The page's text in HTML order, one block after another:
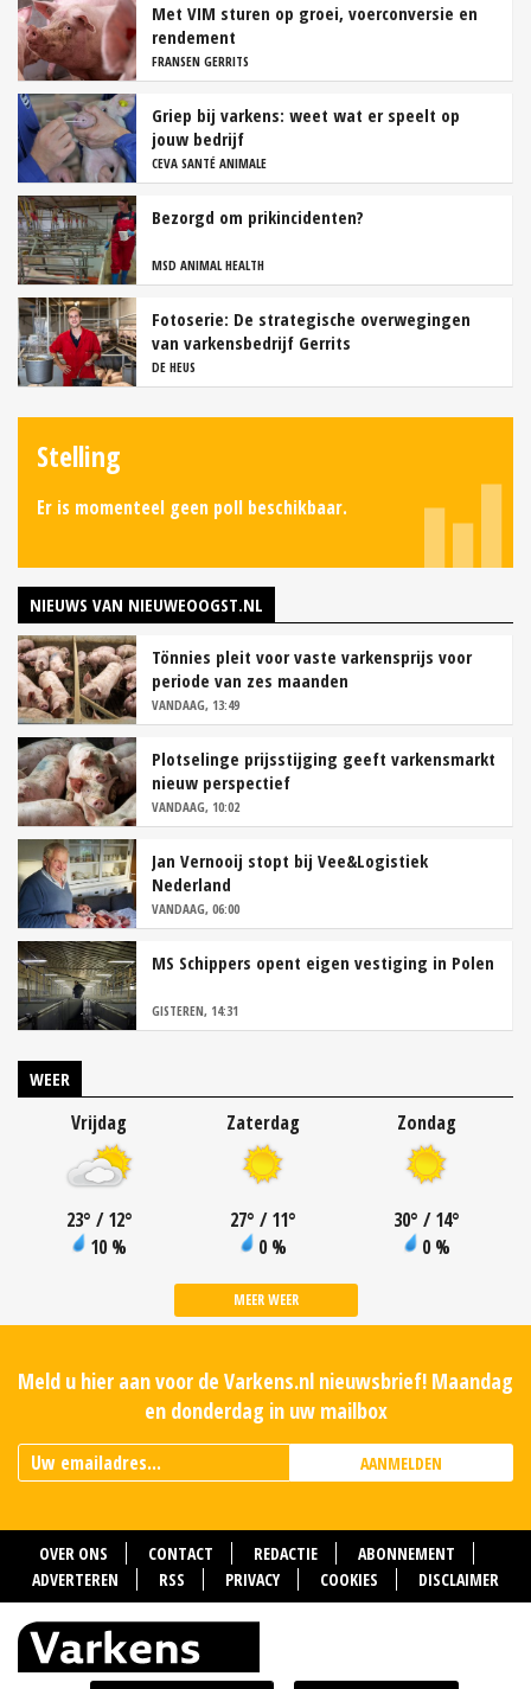
Met VIM sturen op groei, voerconversie en
rendement
FRANSEN GERRITS
Griep bij varkens: weet wat er speelt op
jouw bedrijf
CEVA SANTÉ ANIMALE
Bezorgd om prikincidenten?
MSD ANIMAL HEALTH
Fotoserie: De strategische overwegingen
van varkensbedrijf Gerrits
DE HEUS
Stelling
Er is momenteel geen poll beschikbaar.
NIEUWS VAN NIEUWEOOGST.NL
Tönnies pleit voor vaste varkensprijs voor
periode van zes maanden
VANDAAG, 13:49
Plotselinge prijsstijging geeft varkensmarkt
nieuw perspectief
VANDAAG, 10:02
Jan Vernooij stopt bij Vee&Logistiek
Nederland
VANDAAG, 06:00
MS Schippers opent eigen vestiging in Polen
GISTEREN, 14:31
WEER
Vrijdag
23° / 12°
10 %
Zaterdag
27° / 11°
0 %
Zondag
30° / 14°
0 %
MEER WEER
Meld u hier aan voor de Varkens.nl nieuwsbrief! Maandag
en donderdag in uw mailbox
AANMELDEN
OVER ONS CONTACT REDACTIE
ABONNEMENT
ADVERTEREN
RSS PRIVACY COOKIES DISCLAIMER